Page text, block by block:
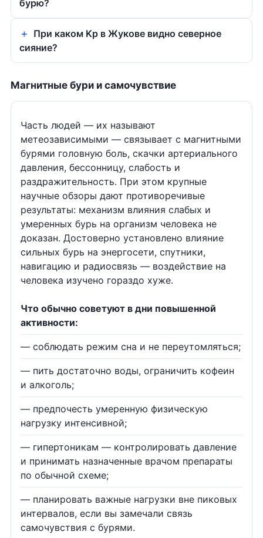
бурю?
При каком Kp в Жукове видно северное
сияние?
Магнитные бури и самочувствие
Часть людей — их называют
метеозависимыми — связывает с магнитными
бурями головную боль, скачки артериального
давления, бессонницу, слабость и
раздражительность. При этом крупные
научные обзоры дают противоречивые
результаты: механизм влияния слабых и
умеренных бурь на организм человека не
доказан. Достоверно установлено влияние
сильных бурь на энергосети, спутники,
навигацию и радиосвязь — воздействие на
человека изучено гораздо хуже.
Что обычно советуют в дни повышенной
активности:
— соблюдать режим сна и не переутомляться;
— пить достаточно воды, ограничить кофеин
и алкоголь;
— предпочесть умеренную физическую
нагрузку интенсивной;
— гипертоникам — контролировать давление
и принимать назначенные врачом препараты
по обычной схеме;
— планировать важные нагрузки вне пиковых
интервалов, если вы замечали связь
самочувствия с бурями.